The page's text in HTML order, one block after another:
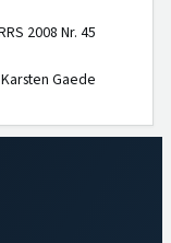
2008 Nr. 45
Karsten Gaede